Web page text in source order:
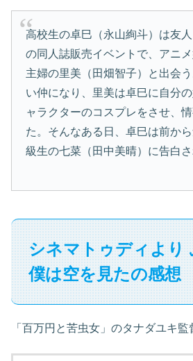
高校生の卓巳（永山絢斗）は友
の同人誌販売イベントで、アニ
主婦の里美（田畑智子）と出会
い仲になり、里美は卓巳に自分
ャラクターのコスプレをさせ、
た。そんなある日、卓巳は前か
級生の七菜（田中美晴）に告白
シネマトゥディより
僕は空を見たの感想
「百万円と苦虫女」のタナダユキ監